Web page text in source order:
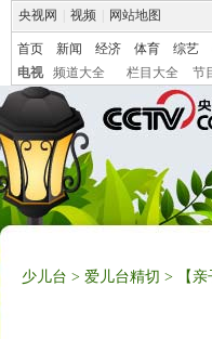
央视网 视频 网站地图
首页 新闻 经济 体育 综艺
电视
频道大全 栏目大全 节
少儿台 > 爱儿台精切 > 【亲